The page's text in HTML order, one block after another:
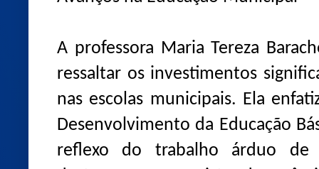
A professora Maria Tereza
ressaltar os investimentos
nas escolas municipais. Ela
Desenvolvimento da Educação
reflexo do trabalho árduo de